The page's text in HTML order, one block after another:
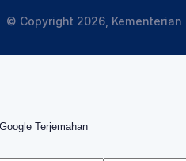
© Copyright 2026,
Terjemahan